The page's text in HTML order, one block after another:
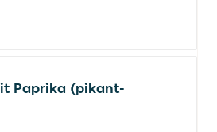
Paprika (pikant-